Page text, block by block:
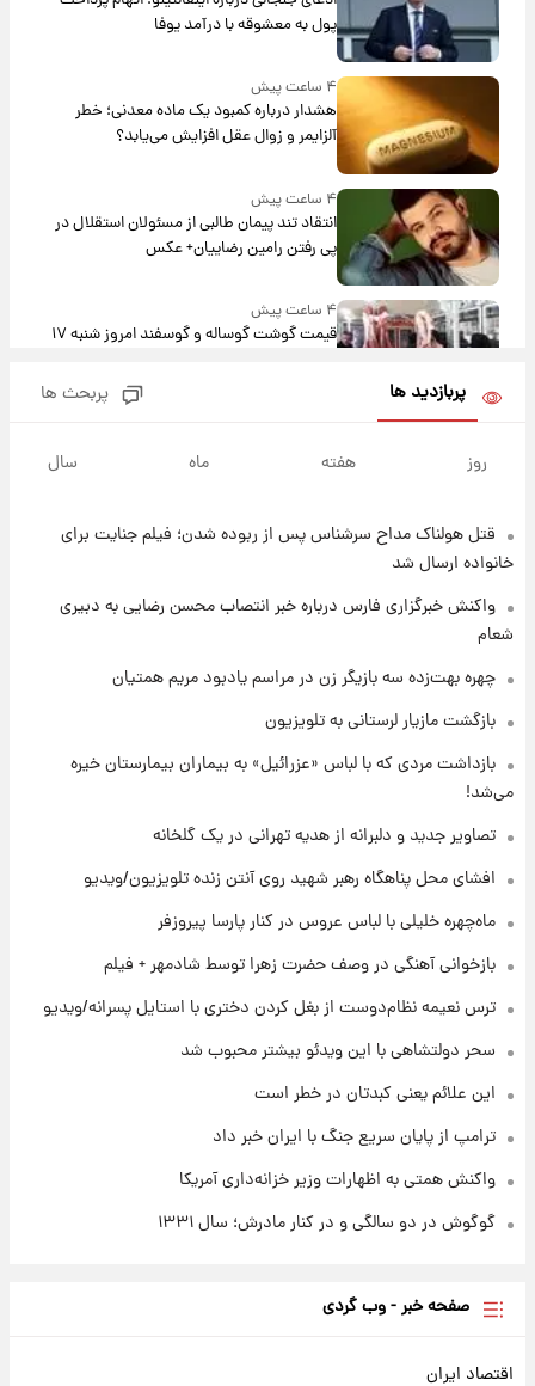
پول به معشوقه با درآمد یوفا
۴ ساعت پیش
هشدار درباره کمبود یک ماده معدنی؛ خطر
آلزایمر و زوال عقل افزایش می‌یابد؟
۴ ساعت پیش
انتقاد تند پیمان طالبی از مسئولان استقلال در
پی رفتن رامین رضاییان+ عکس
۴ ساعت پیش
قیمت گوشت گوساله و گوسفند امروز شنبه ۱۷
شوید+ فیلم
۶ ساعت پیش
قیمت محصولات ایران‌خودرو و سایپا امروز شنبه
۱۷ مرداد ۱۴۰۵
۲۰ ساعت پیش
۲۰ ساعت پیش
بازیکن به درد نخور استقلال با مقصد اروپا این
تیم را ترک کرد!
تصاویر کمتر دیده‌شده از شهیدان حاجی‌زاده و
پربازدید ها پربحث ها
روز هفته ماه سال
قتل هولناک مداح سرشناس پس از ربوده شدن؛ فیلم جنایت برای
خانواده ارسال شد
واکنش خبرگزاری فارس درباره خبر انتصاب محسن رضایی به دبیری
شعام
چهره بهت‌زده سه بازیگر زن در مراسم یادبود مریم همتیان
بازگشت مازیار لرستانی به تلویزیون
بازداشت مردی که با لباس «عزرائیل» به بیماران بیمارستان خیره
می‌شد!
تصاویر جدید و دلبرانه از هدیه تهرانی در یک گلخانه
افشای محل پناهگاه‌ رهبر شهید روی آنتن زنده تلویزیون/ویدیو
ماه‌چهره خلیلی با لباس عروس در کنار پارسا پیروزفر
بازخوانی آهنگی در وصف حضرت زهرا توسط شادمهر + فیلم
ترس نعیمه نظام‌دوست از بغل کردن دختری با استایل پسرانه/ویدیو
سحر دولتشاهی با این ویدئو بیشتر محبوب شد
این علائم یعنی کبدتان در خطر است
ترامپ از پایان سریع جنگ با ایران خبر داد
واکنش همتی به اظهارات وزیر خزانه‌داری آمریکا
گوگوش در دو سالگی و در کنار مادرش؛ سال ۱۳۳۱
صفحه خبر - وب گردی
اقتصاد ایران